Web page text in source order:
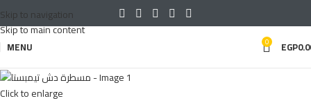
Skip to navigation
Skip to main content
MENU 0 EGP
Click to enlarge